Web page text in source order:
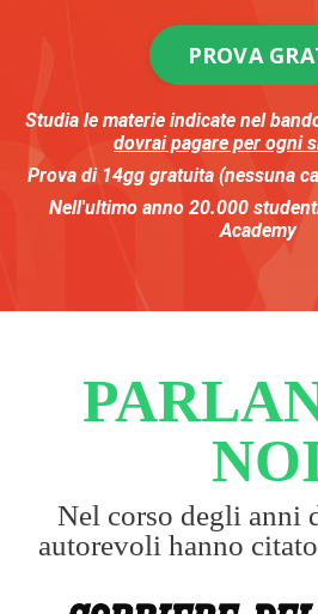
PROVA
Studia le materie indicate nel
dovrai pagare per ogni
Prova di 14gg gratuita (nessuna
Nell'ultimo anno 20.000
Academy
Nel corso degli anni
autorevoli hanno